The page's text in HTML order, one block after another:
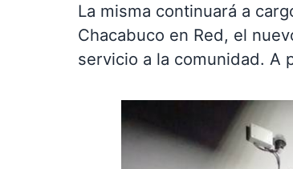
La misma continuará a
Chacabuco en Red, el
servicio a la comunidad. A